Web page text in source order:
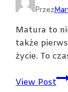
Przez
Matura to
także
życie. To
View Post